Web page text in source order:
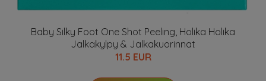
Baby Silky Foot One Shot Peeling, Holika Holika
Jalkakylpy & Jalkakuorinnat
11.5 EUR